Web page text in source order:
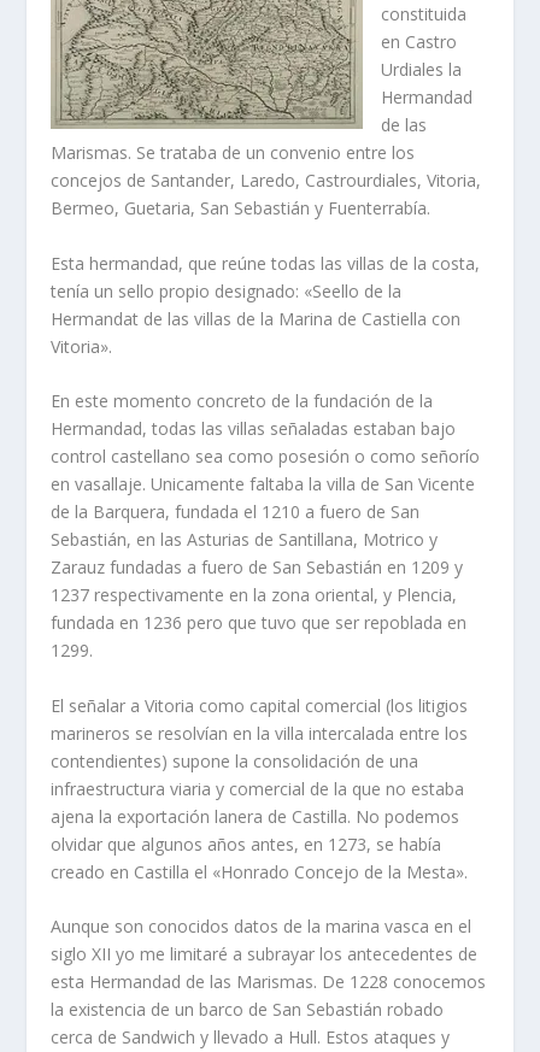
constituida
en Castro
Urdiales la
Hermandad
de las
Marismas. Se trataba de un convenio entre los
concejos de Santander, Laredo, Castrourdiales, Vitoria,
Bermeo, Guetaria, San Sebastián y Fuenterrabí­a.
Esta hermandad, que reúne todas las villas de la costa,
tení­a un sello propio designado: «Seello de la
Hermandat de las villas de la Marina de Castiella con
Vitoria».
En este momento concreto de la fundación de la
Hermandad, todas las villas señaladas estaban bajo
control castellano sea como posesión o como señorí­o
en vasallaje. Unicamente faltaba la villa de San Vicente
de la Barquera, fundada el 1210 a fuero de San
Sebastián, en las Asturias de Santillana, Motrico y
Zarauz fundadas a fuero de San Sebastián en 1209 y
1237 respectivamente en la zona oriental, y Plencia,
fundada en 1236 pero que tuvo que ser repoblada en
1299.
El señalar a Vitoria como capital comercial (los litigios
marineros se resolví­an en la villa intercalada entre los
contendientes) supone la consolidación de una
infraestructura viaria y comercial de la que no estaba
ajena la exportación lanera de Castilla. No podemos
olvidar que algunos años antes, en 1273, se habí­a
creado en Castilla el «Honrado Concejo de la Mesta».
Aunque son conocidos datos de la marina vasca en el
siglo XII yo me limitaré a subrayar los antecedentes de
esta Hermandad de las Marismas. De 1228 conocemos
la existencia de un barco de San Sebastián robado
cerca de Sandwich y llevado a Hull. Estos ataques y